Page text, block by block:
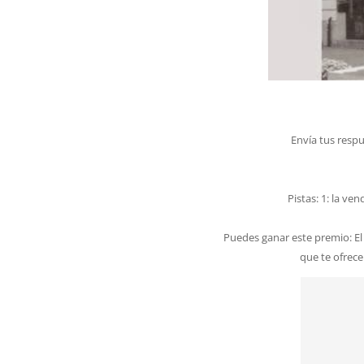
Envía tus
Pistas: 1: la
Puedes ganar este premio:
que te